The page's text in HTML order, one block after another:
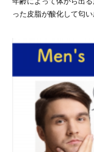
った皮脂が酸化して匂